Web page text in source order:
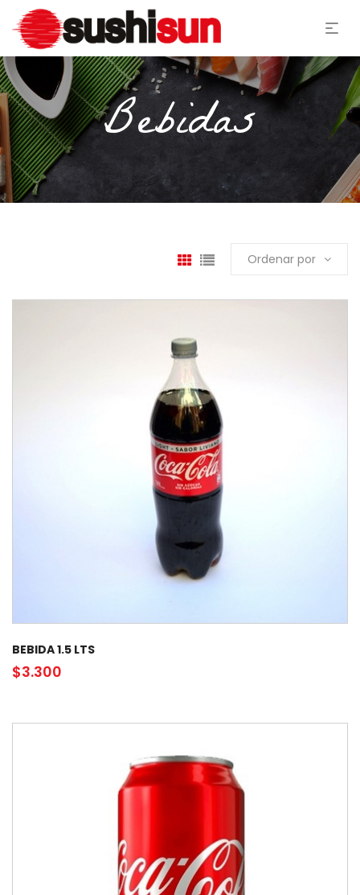
Bebidas
Ordenar por
BEBIDA 1.5 LTS
$3.300